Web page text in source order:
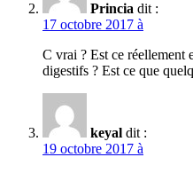
Princia dit :
17 octobre 2017 à
C vrai ? Est ce réellement
digestifs ? Est ce que
keyal dit :
19 octobre 2017 à